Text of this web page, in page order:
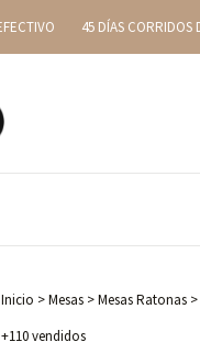
45 DÍAS CORRIDOS DE DEMORA
Inicio >Mesas >Mesas Ratonas >
+110 vendidos